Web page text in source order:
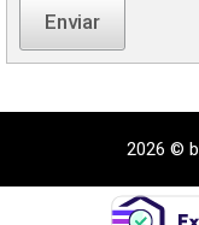
Enviar
2026 ©